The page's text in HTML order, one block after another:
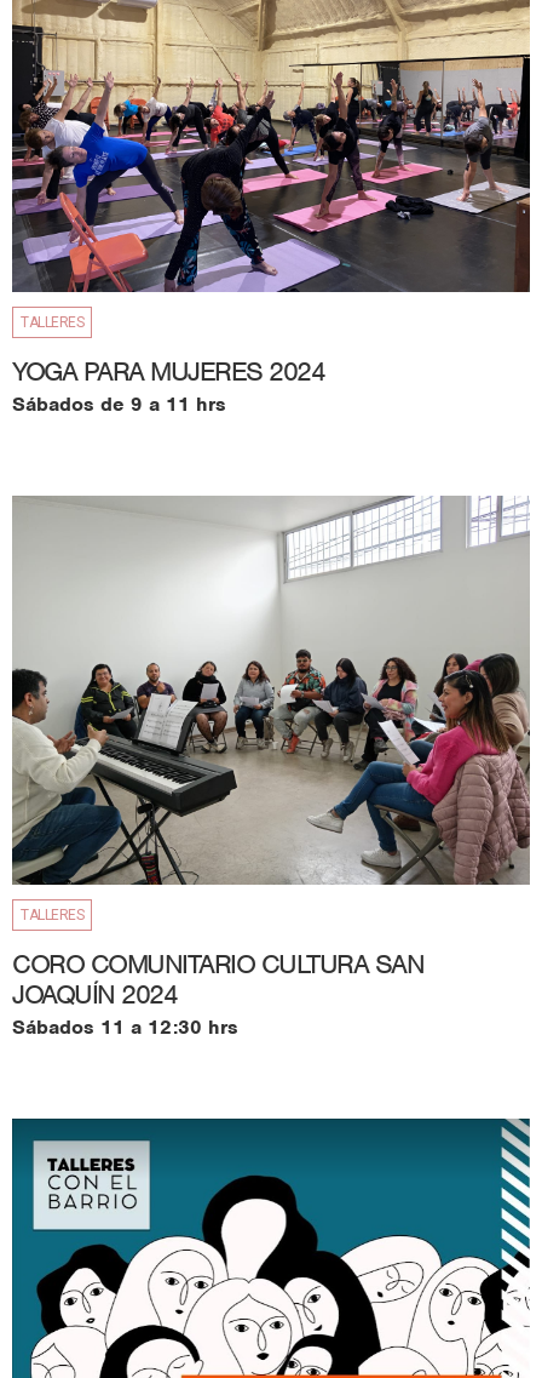
TALLERES
YOGA PARA MUJERES 2024
Sábados de 9 a 11 hrs
TALLERES
CORO COMUNITARIO CULTURA SAN
JOAQUÍN 2024
Sábados 11 a 12:30 hrs